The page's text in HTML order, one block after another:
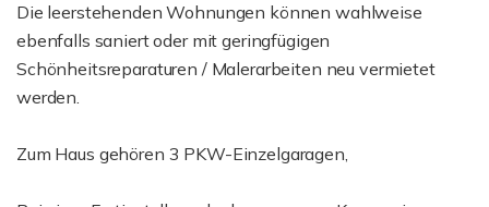
Die leerstehenden Wohnungen können wahlweise
ebenfalls saniert oder mit geringfügigen
Schönheitsreparaturen / Malerarbeiten neu vermietet
werden.
Zum Haus gehören 3 PKW-Einzelgaragen,